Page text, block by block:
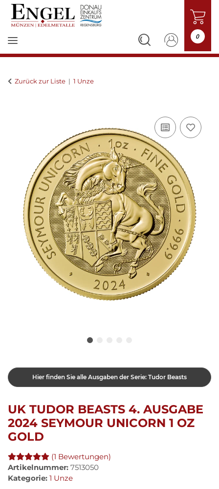
0
Zurück zur Liste 1 Unze
Hier finden Sie alle Ausgaben der Serie: Tudor Beasts
UK TUDOR BEASTS 4. AUSGABE
2024 SEYMOUR UNICORN 1 OZ
GOLD
(1 Bewertungen)
Artikelnummer: 7513050
Kategorie: 1 Unze